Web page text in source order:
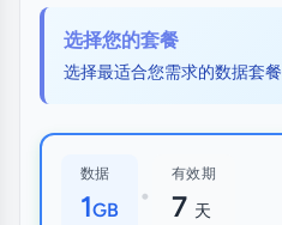
选择您的套餐
选择最适合您需求的数据套餐
数据
1GB •
有效期
7 天